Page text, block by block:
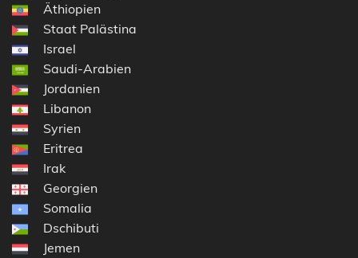
Äthiopien
Staat Palästina
Israel
Saudi-Arabien
Jordanien
Libanon
Syrien
Eritrea
Irak
Georgien
Somalia
Dschibuti
Jemen